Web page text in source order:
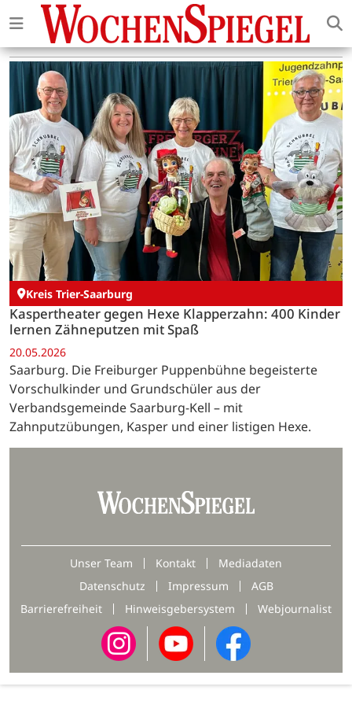
Kreis Trier-Saarburg
Kaspertheater gegen Hexe Klapperzahn: 400 Kinder
lernen Zähneputzen mit Spaß
20.05.2026
Saarburg. Die Freiburger Puppenbühne begeisterte
Vorschulkinder und Grundschüler aus der
Verbandsgemeinde Saarburg-Kell – mit
Zahnputzübungen, Kasper und einer listigen Hexe.
Unser Team Kontakt
Mediadaten
Datenschutz
Impressum
AGB
Barrierefreiheit
Hinweisgebersystem Webjournalist